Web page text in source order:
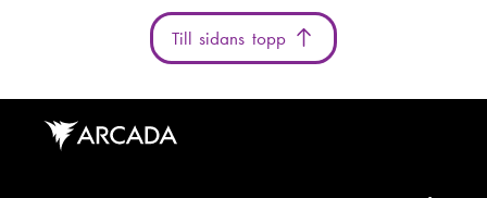
Till sidans topp